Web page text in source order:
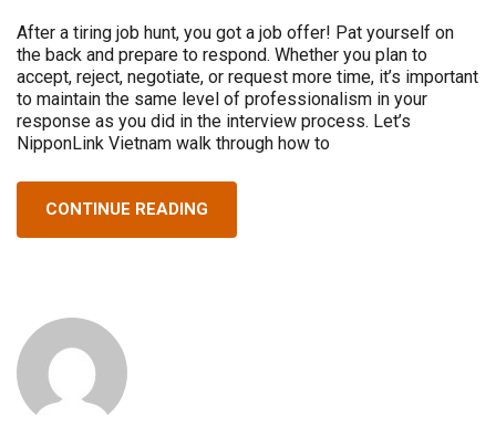
After a tiring job hunt, you got a job offer! Pat yourself on
the back and prepare to respond. Whether you plan to
accept, reject, negotiate, or request more time, it’s important
to maintain the same level of professionalism in your
response as you did in the interview process. Let’s
NipponLink Vietnam walk through how to
CONTINUE READING